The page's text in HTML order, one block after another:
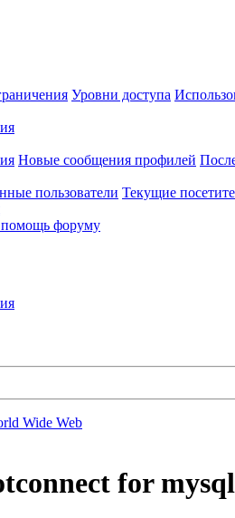
Уровни доступа
Новые сообщения профилей
пользователи Текущие
форуму
Wide Web
for mysql